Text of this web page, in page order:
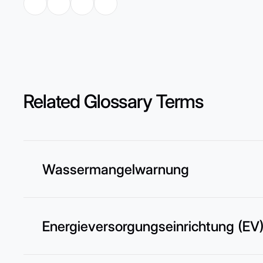
Related Glossary Terms
Wassermangelwarnung
Energieversorgungseinrichtung